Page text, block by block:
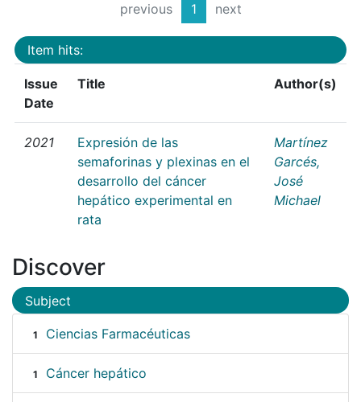
previous 1 next
Item hits:
Issue
Date
Title Author(s)
2021
Expresión de las
semaforinas y plexinas en el
desarrollo del cáncer
hepático experimental en
rata
Martínez
Garcés,
José
Michael
Discover
Subject
1 Ciencias Farmacéuticas
1 Cáncer hepático